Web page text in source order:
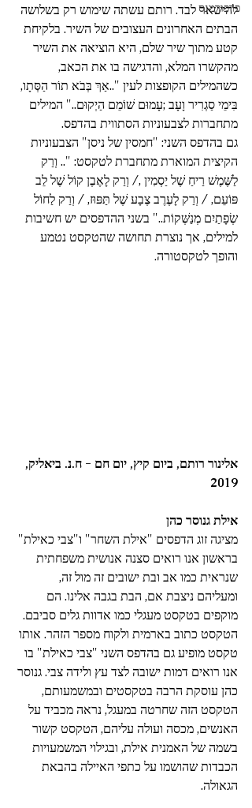
פרפורמנס
להישאר לבד. רותם עשתה שימוש רק בשלושה
הבתים האחרונים העצובים של השיר. בלקיחת
קטע מתוך שיר שלם, היא הוציאה את השיר
מהקשרו המלא, והדגישה בו את הכאב,
כשהמילים הקופצות לעין "..אַךְ בְּבֹא תוֹר הַסְּתָו,
בִּימֵי סַגְרִיר וָעָב ;עָמוּם שׁוֹמֵם הַיְקוּם.." המילים
מתחברות לצבעוניות הסתווית בהדפס.
גם בהדפס השני: "חמסין של ניסן" הצבעוניות
הקיצית המוארת מתחברת לטקסט: ".. וְרַק
לַשֶּׁמֶשׁ רַיחַ שֶׁל יַסְמִין ,/ וְרַק לָאֶבֶן קוֹל שֶׁל לֵב
פּוֹעֵם, / וְרַק לָעֶרֶב צֶבָע שֶׁל תַּפּוּז, / וְרַק לַחוֹל
שְׂפָתַיִם מְנַשְּׁקוֹת.." בשני ההדפסים יש חשיבות
למילים, אך נוצרת תחושה שהטקסט נטמע
והופך לטקסטורה.
אלינור רותם, ביום קיץ, יום חם - ח.נ. ביאליק,
2019
אילת גנוסר כהן
מציגה זוג הדפסים "אילת השחר" ו"צבי כאילת"
בראשון אנו רואים סצנה אנושית משפחתית
שנראית כמו אב ובת ישובים זה מול זה,
ומעליהם ניצבת אם, הבת בגבה אלינו. הם
מוקפים בטקסט מעגלי כמו אדוות גלים סביבם.
הטקסט כתוב בארמית ולקוח מספר הזהר. אותו
טקסט מופיע גם בהדפס השני "צבי כאילת" בו
אנו רואים דמות ישובה לצד עץ ולידה צבי. גנוסר
כהן עוסקת הרבה בטקסטים ובמשמעותם,
הטקסט הזה שחרטה במעגל, נראה מכביד על
האנשים, מכסה ועולה עליהם, הטקסט קשור
בשמה של האמנית אילת, ובגילוי המשמעויות
הכבדות שהושמו על כתפי האיילה בהבאת
הגאולה.